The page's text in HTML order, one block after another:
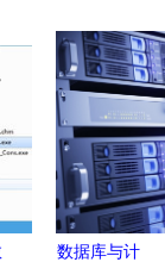
缝连接的数
据库及计算
机网络服务
体系
数据库与计